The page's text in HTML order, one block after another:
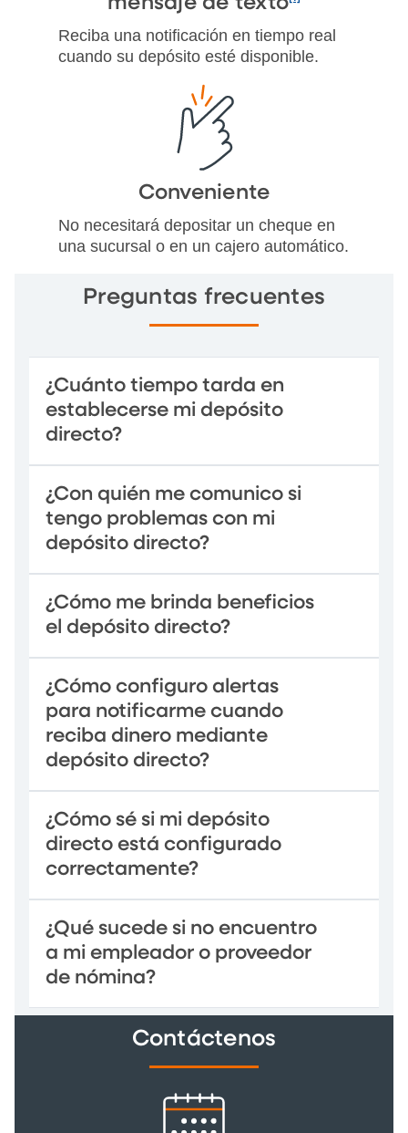
Reciba una notificación en tiempo real
cuando su depósito esté disponible.
Conveniente
No necesitará depositar un cheque en
una sucursal o en un cajero automático.
Preguntas frecuentes
¿Cuánto tiempo tarda en
establecerse mi depósito
directo?
¿Con quién me comunico si
tengo problemas con mi
depósito directo?
¿Cómo me brinda beneficios
el depósito directo?
¿Cómo configuro alertas
para notificarme cuando
reciba dinero mediante
depósito directo?
¿Cómo sé si mi depósito
directo está configurado
correctamente?
¿Qué sucede si no encuentro
a mi empleador o proveedor
de nómina?
Contáctenos